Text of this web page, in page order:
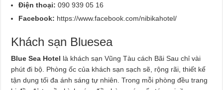
Điện thoại:090 939 05 16
Facebook: https://www.facebook.com/nibikahotel/
Khách sạn Bluesea
Blue Sea Hotel là khách sạn Vũng Tàu cách Bãi Sau chỉ vài
phút đi bộ. Phòng ốc của khách sạn sạch sẽ, rộng rãi, thiết kế
tận dụng tối đa ánh sáng tự nhiên. Trong mỗi phòng đều trang